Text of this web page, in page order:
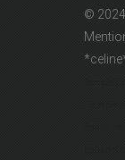
© 2024